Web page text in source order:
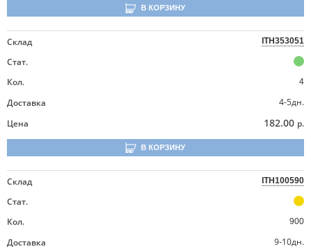
В КОРЗИНУ
Склад ITH353051
Стат.
Кол.
4
Доставка
4-5дн.
Цена
182.00 р.
В КОРЗИНУ
Склад ITH100590
Стат.
Кол.
900
Доставка
9-10дн.